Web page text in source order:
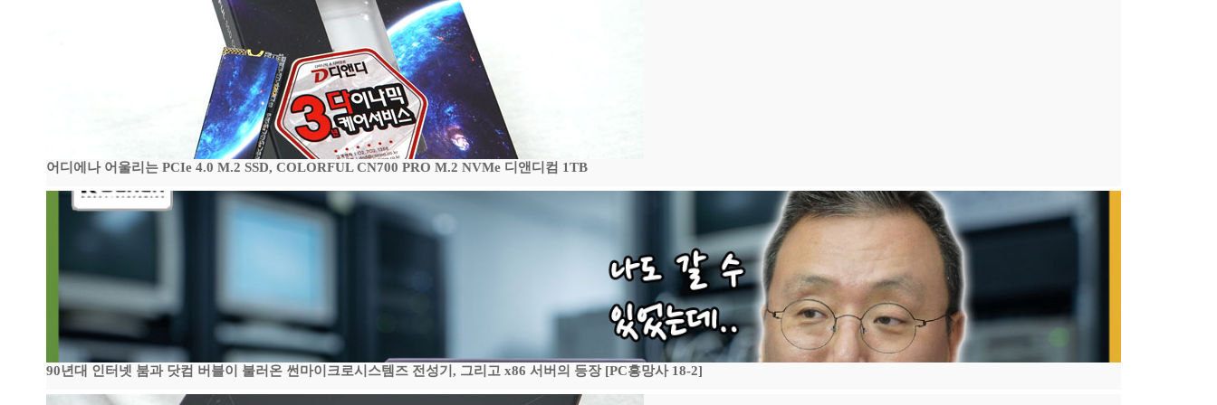
어디에나 어울리는 PCIe 4.0 M.2 SSD, COLORFUL CN700 PRO M.2 NVMe 디앤디컴 1TB
90년대 인터넷 붐과 닷컴 버블이 불러온 썬마이크로시스템즈 전성기, 그리고 x86 서버의 등장 [PC흥망사 18-2]